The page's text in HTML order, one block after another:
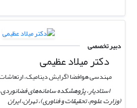
دبیر تخصصی
دکتر میلاد عظیمی
مهندسی هوافضا (گرایش دینامیک،
استادیار، پژوهشکده سامانه‌های
(وزارت علوم، تحقیقات و فناوری)، تهران، ایران